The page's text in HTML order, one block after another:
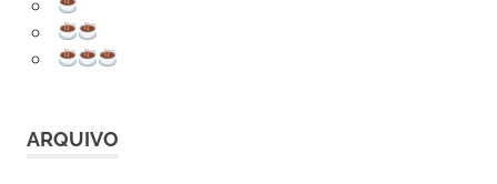
ARQUIVO